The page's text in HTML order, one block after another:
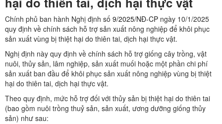
Chính phủ ban hành Nghị định số 9/2025/NĐ-CP ngày 10/1/2025
quy định về chính sách hỗ trợ sản xuất nông nghiệp để khôi phục
sản xuất vùng bị thiệt hại do thiên tai, dịch hại thực vật.
Nghị định này quy định về chính sách hỗ trợ giống cây trồng, vật
nuôi, thủy sản, lâm nghiệp, sản xuất muối hoặc một phần chi phí
sản xuất ban đầu để khôi phục sản xuất nông nghiệp vùng bị thiệt
hại do thiên tai, dịch hại thực vật.
Theo quy định, mức hỗ trợ đối với thủy sản bị thiệt hại do thiên tai
(bao gồm nuôi trồng thuỷ sản, sản xuất, ương dưỡng giống thủy
sản) như sau: